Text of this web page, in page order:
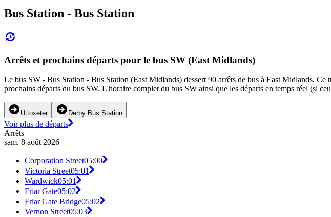
Bus Station - Bus Station
Arrêts et prochains départs pour le bus SW (East Midlands)
Le bus SW - Bus Station - Bus Station (East Midlands) dessert 90 arrêts de bus à East Midlands.
prochains départs du bus SW. L'horaire complet du bus SW ainsi que les départs en temps réel (si
Uttoxeter Derby Bus Station
Voir plus de départs
Arrêts
sam. 8 août 2026
Corporation Street05:00
Victoria Street05:01
Wardwick05:01
Friar Gate05:02
Friar Gate Bridge05:02
Vernon Street05:03